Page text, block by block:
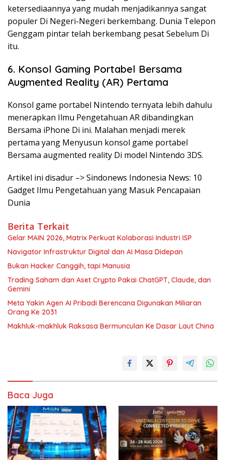
ketersediaannya yang mudah menjadikannya sangat
populer Di Negeri-Negeri berkembang. Dunia Telepon
Genggam pintar telah berkembang pesat Sebelum Di
itu.
6. Konsol Gaming Portabel Bersama
Augmented Reality (AR) Pertama
Konsol game portabel Nintendo ternyata lebih dahulu
menerapkan Ilmu Pengetahuan AR dibandingkan
Bersama iPhone Di ini. Malahan menjadi merek
pertama yang Menyusun konsol game portabel
Bersama augmented reality Di model Nintendo 3DS.
Artikel ini disadur –> Sindonews Indonesia News: 10
Gadget Ilmu Pengetahuan yang Masuk Pencapaian
Dunia
Berita Terkait
Gelar MAIN 2026, Matrix Perkuat Kolaborasi Industri ISP
Navigator Infrastruktur Digital dan AI Masa Didepan
Bukan Hacker Canggih, tapi Manusia
Trading Saham dan Aset Crypto Pakai ChatGPT, Claude, dan
Gemini
Meta Yakin Agen AI Pribadi Berencana Digunakan Miliaran
Orang Ke 2031
Makhluk-makhluk Raksasa Bermunculan Ke Dasar Laut China
Baca Juga